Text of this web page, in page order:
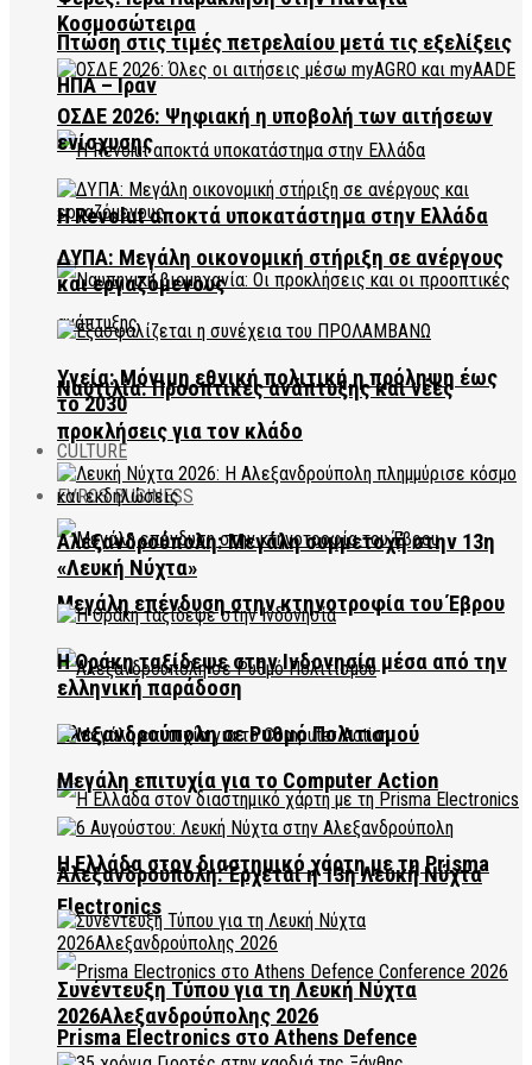
Πτώση στις τιμές πετρελαίου μετά τις εξελίξεις
ΗΠΑ – Ιράν
Η Revolut αποκτά υποκατάστημα στην Ελλάδα
Ναυτιλία: Προοπτικές ανάπτυξης και νέες
προκλήσεις για τον κλάδο
EVROS BUSINESS
Μεγάλη επένδυση στην κτηνοτροφία του Έβρου
Αλεξανδρούπολη σε Ρυθμό Πολιτισμού
Η Ελλάδα στον διαστημικό χάρτη με τη Prisma
Electronics
Prisma Electronics στο Athens Defence
Κοσμοσώτειρα
ΟΣΔΕ 2026: Ψηφιακή η υποβολή των αιτήσεων
ενίσχυσης
ΔΥΠΑ: Μεγάλη οικονομική στήριξη σε ανέργους
και εργαζόμενους
Υγεία: Μόνιμη εθνική πολιτική η πρόληψη έως
το 2030
CULTURE
Αλεξανδρούπολη: Μεγάλη συμμετοχή στην 13η
«Λευκή Νύχτα»
Η Θράκη ταξίδεψε στην Ινδονησία μέσα από την
ελληνική παράδοση
Μεγάλη επιτυχία για το Computer Action
Αλεξανδρούπολη: Έρχεται η 13η Λευκή Νύχτα
Συνέντευξη Τύπου για τη Λευκή Νύχτα
2026Αλεξανδρούπολης 2026